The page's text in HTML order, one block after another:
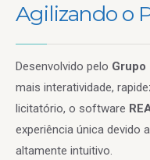
Agilizando o
Desenvolvido pelo
mais interatividade,
licitatório, o software
experiência única devido
altamente intuitivo.